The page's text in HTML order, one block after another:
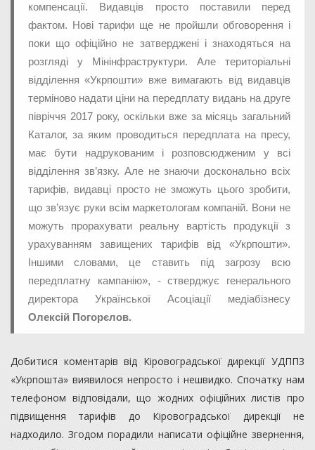
компенсації. Видавців просто поставили перед
фактом. Нові тарифи ще не пройшли обговорення і
поки що офіційно не затверджені і знаходяться на
розгляді у Мінінфраструктури. Але територіальні
відділення «Укрпошти» вже вимагають від видавців
терміново надати ціни на передплату видань на друге
півріччя 2017 року, оскільки вже за місяць загальний
Каталог, за яким проводиться передплата на пресу,
має бути надрукованим і розповсюдженим у всі
відділення зв’язку. Але не знаючи досконально всіх
тарифів, видавці просто не зможуть цього зробити,
що зв’язує руки всім маркетологам компаній. Вони не
можуть прорахувати реальну вартість продукції з
урахуванням завищених тарифів від «Укрпошти».
Іншими словами, це ставить під загрозу всю
передплатну кампанію», - стверджує генерального
директора Української Асоціації медіабізнесу
Олексій Погорєлов.
Добитися коментарів від Кіровоградської дирекції УДППЗ
«Укрпошта» виявилося непросто і нешвидко. Спочатку нам
телефоном відповідали, що жодних офіційних листів про
підвищення тарифів до Кіровоградської дирекції не
надходило. Згодом порадили написати офіційне звернення,